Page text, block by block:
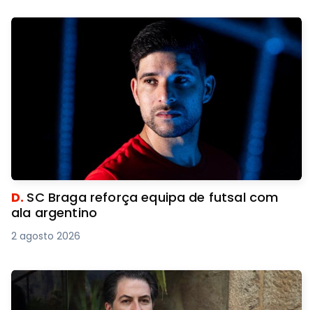
D. SC Braga reforça equipa de futsal com
ala argentino
2 agosto 2026